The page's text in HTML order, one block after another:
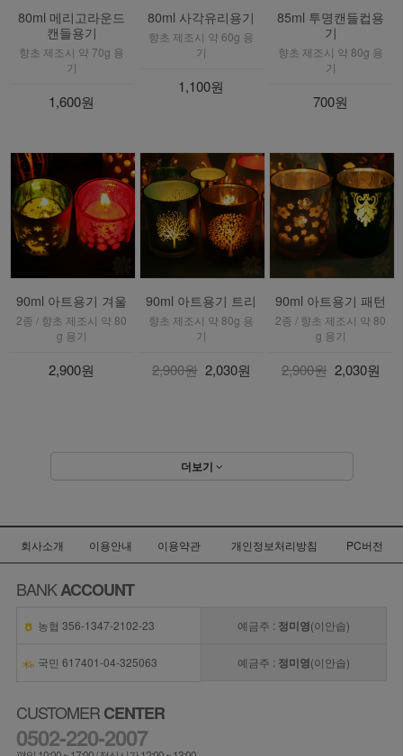
80ml 메리고라운드
캔들용기
향초 제조시 약 70g 용
기
1,600원
80ml 사각유리용기
향초 제조시 약 60g 용
기
1,100원
85ml 투명캔들컵용
기
향초 제조시 약 80g 용
기
700원
90ml 아트용기 겨울
2종 / 향초 제조시 약 80
g 용기
2,900원
90ml 아트용기 트리
향초 제조시 약 80g 용
기
2,900원2,030원
90ml 아트용기 패턴
2종 / 향초 제조시 약 80
g 용기
2,900원2,030원
더보기
회사소개 이용안내 이용약관 개인정보처리방침 PC버전
BANKACCOUNT
농협 356-1347-2102-23 예금주 : 정미영(이안솝)
국민 617401-04-325063 예금주 : 정미영(이안솝)
CUSTOMERCENTER
0502-220-2007